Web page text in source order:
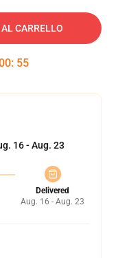
CARRELLO
: 55
16 - Aug. 23
Delivered
Aug. 16 - Aug. 23